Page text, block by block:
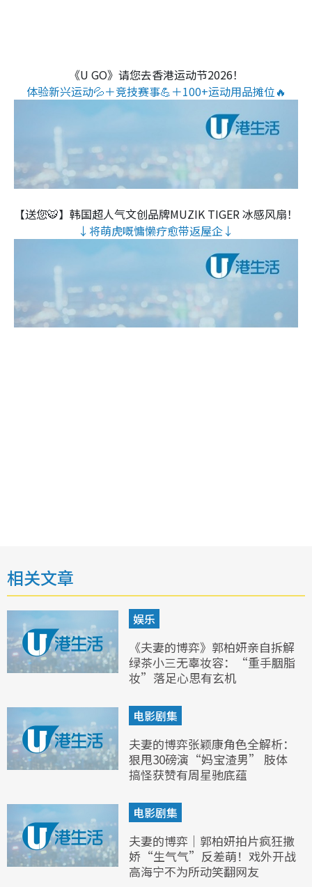
《U GO》请您去香港运动节2026！
体验新兴运动💦＋竞技赛事💪＋100+运动用品摊位🔥
【送您🐯】韩国超人气文创品牌MUZIK TIGER 冰感风扇！
↓将萌虎嘅慵懒疗愈带返屋企↓
相关文章
娱乐
《夫妻的博弈》郭柏妍亲自拆解
绿茶小三无辜妆容：“重手胭脂
妆”落足心思有玄机
电影剧集
夫妻的博弈张颖康角色全解析：
狠甩30磅演“妈宝渣男” 肢体
搞怪获赞有周星驰底蕴
电影剧集
夫妻的博弈｜郭柏妍拍片疯狂撒
娇“生气气”反差萌！戏外开战
高海宁不为所动笑翻网友